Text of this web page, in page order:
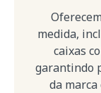
medida,
caixas
garantindo
da